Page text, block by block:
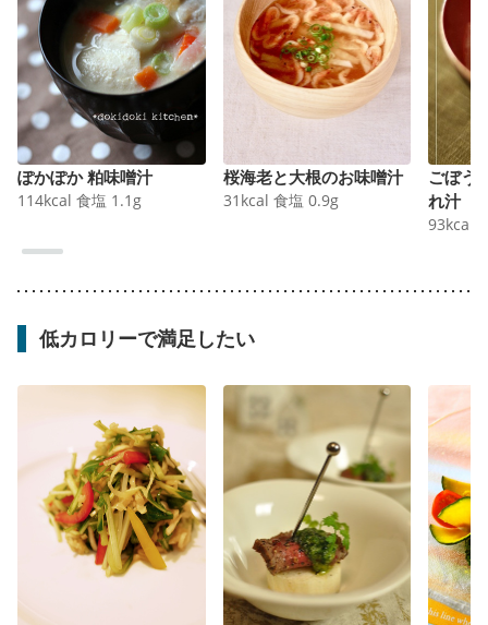
ぽかぽか 粕味噌汁
114kcal 食塩 1.1 g
桜海老と大根のお味噌汁
31 kcal 食塩 0.9g
ごぼう
れ汁
93kcal
低カロリーで満足したい